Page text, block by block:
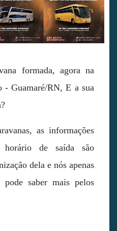
formada, agora na
- Guamaré/RN, E a sua
as informações
de saída são
dela e nós apenas
saber mais pelos